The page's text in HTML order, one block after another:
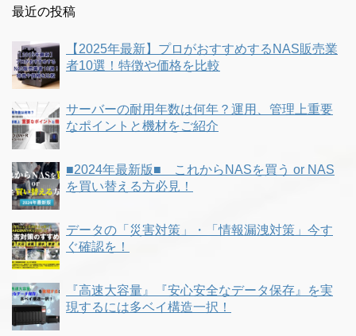
最近の投稿
【2025年最新】プロがおすすめするNAS販売業
者10選！特徴や価格を比較
サーバーの耐用年数は何年？運用、管理上重要
なポイントと機材をご紹介
■2024年最新版■ これからNASを買う or NAS
を買い替える方必見！
データの「災害対策」・「情報漏洩対策」今す
ぐ確認を！
『高速大容量』『安心安全なデータ保存』を実
現するには多ベイ構造一択！